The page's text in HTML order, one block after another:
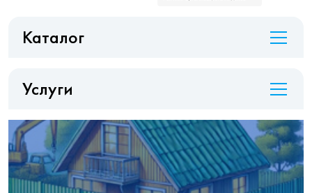
Каталог
Услуги